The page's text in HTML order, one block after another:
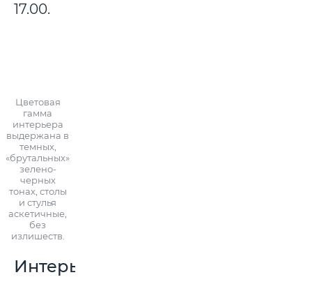
17.00.
Цветовая
гамма
интерьера
выдержана в
темных,
«брутальных»
зелено-
черных
тонах, столы
и стулья
аскетичные,
без
излишеств.
Интерьер